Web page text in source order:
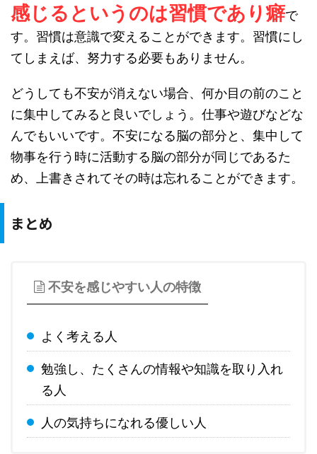
感じるというのは習慣であり癖で
す。習慣は意識で変えることができます。習慣にし
てしまえば、努力する必要もありません。
どうしても不安が消えない場合、何か目の前のこと
に集中してみると良いでしょう。仕事や遊びなどな
んでもいいです。不安になる脳の部分と、集中して
物事を行う時に活動する脳の部分が同じであるた
め、上書きされてその時は忘れることができます。
まとめ
不安を感じやすい人の特徴
よく考える人
勉強し、たくさんの情報や知識を取り入れ
る人
人の気持ちになれる優しい人